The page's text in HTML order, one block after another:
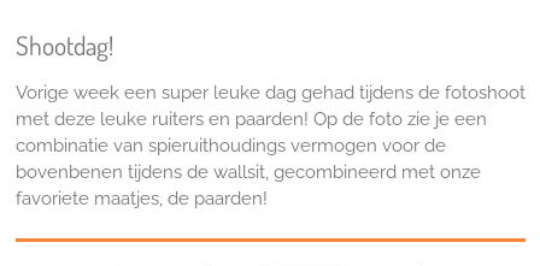
Shootdag!
Vorige week een super leuke dag gehad tijdens de fotoshoot
met deze leuke ruiters en paarden! Op de foto zie je een
combinatie van spieruithoudings vermogen voor de
bovenbenen tijdens de wallsit, gecombineerd met onze
favoriete maatjes, de paarden!